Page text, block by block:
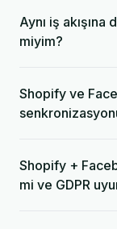
Aynı iş
miyim?
Shopify ve
Shopify +
mi ve GDPR